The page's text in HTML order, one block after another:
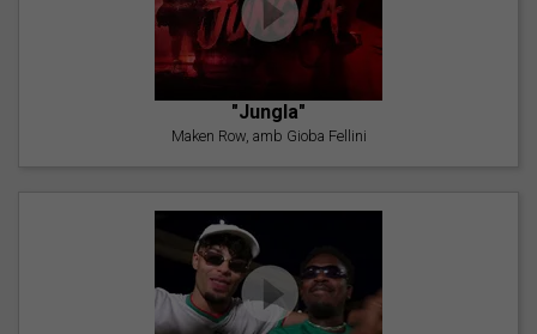
"Jungla"
Maken Row, amb Gioba Fellini